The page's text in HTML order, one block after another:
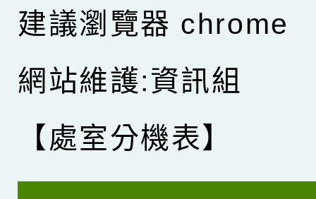
建議瀏覽器 chrome
網站維護:資訊組
【處室分機表】